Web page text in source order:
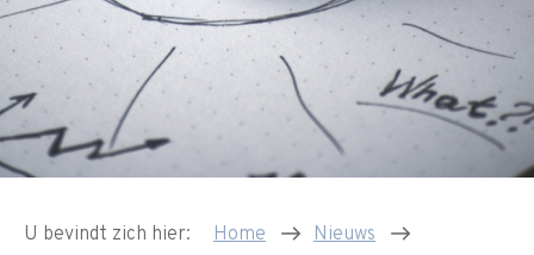
U bevindt zich hier: Home
Nieuws